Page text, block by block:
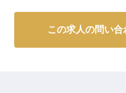
この求人の問い合